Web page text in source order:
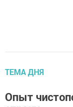
ТЕМА ДНЯ
Опыт